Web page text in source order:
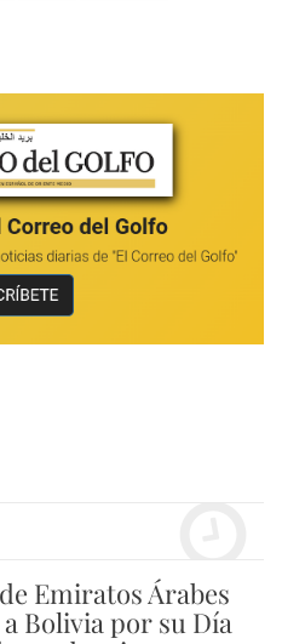
Emiratos Árabes
Bolivia por su Día